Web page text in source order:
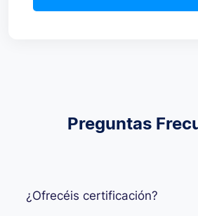
Preguntas
¿Ofrecéis certificación?